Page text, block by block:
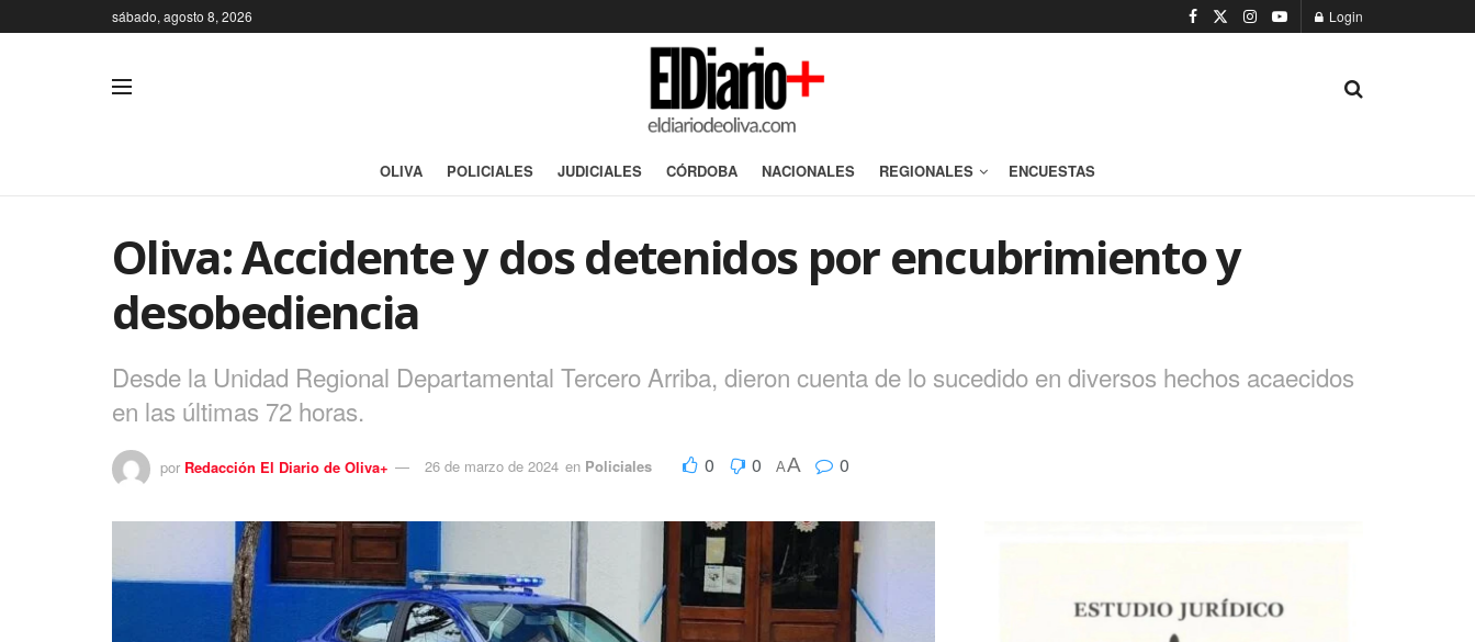
sábado, agosto 8, 2026 Login
OLIVA POLICIALES JUDICIALES CÓRDOBA NACIONALES REGIONALES ENCUESTAS
Oliva: Accidente y dos detenidos por encubrimiento y
desobediencia
Desde la Unidad Regional Departamental Tercero Arriba, dieron cuenta de lo sucedido en diversos hechos acaecidos
en las últimas 72 horas.
por Redacción El Diario de Oliva+ 26 de marzo de 2024 en Policiales 0 0 AA 0